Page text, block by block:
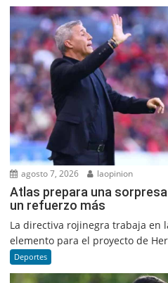
agosto 7, 2026 laopinion
Atlas prepara una
un refuerzo más
La directiva rojinegra trabaja en
elemento para el proyecto de
Deportes